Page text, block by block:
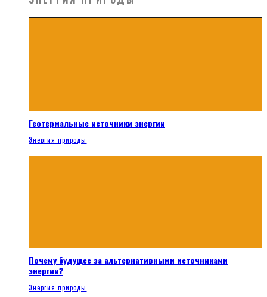
Геотермальные источники энергии
Энергия природы
Почему будущее за альтернативными источниками
энергии?
Энергия природы